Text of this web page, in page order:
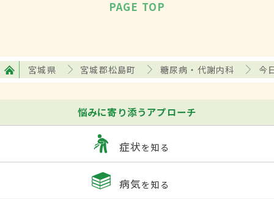
PAGE TOP
宮城県 宮城郡松島町 糖尿病・代謝内科 今
悩みに寄り添うアプローチ
症状を知る
病気を知る